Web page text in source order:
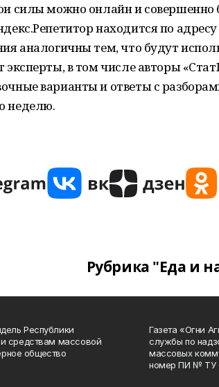
силы можно онлайн и совершенно
находится по
аналогичны тем, что будут
эксперты, в том числе авторы
варианты и ответы с
неделю.
Рубрика "Еда и
Республики
и средствам массовой
общество
Газета «Огни
службы по
массовых
номер ПИ № ТУ